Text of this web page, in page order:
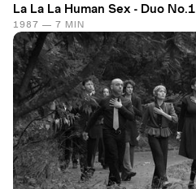
La La La Human Sex - Duo No.1
1987 — 7 MIN